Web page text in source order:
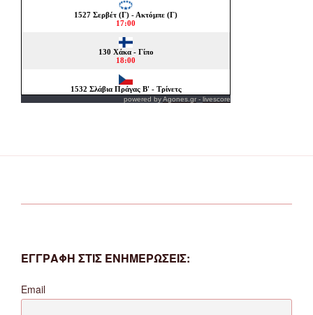
powered byAgones.gr - livescore
ΕΓΓΡΑΦΗ ΣΤΙΣ ΕΝΗΜΕΡΩΣΕΙΣ:
Email